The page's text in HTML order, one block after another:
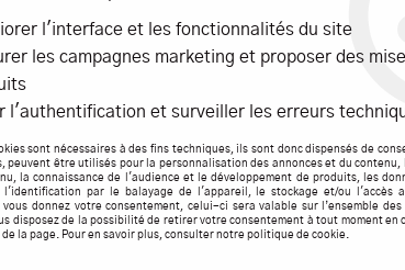
l'interface et les fonctionnalités du site
les campagnes marketing et proposer des
l'authentification et surveiller les erreurs
sont nécessaires à des fins techniques, ils sont donc dispensés de
peuvent être utilisés pour la personnalisation des annonces et du contenu,
la connaissance de l'audience et le développement de produits, les
l'identification par le balayage de l'appareil, le stockage et/ou l'accès
donnez votre consentement, celui-ci sera valable sur l’ensemble
disposez de la possibilité de retirer votre consentement à tout moment en
de la page. Pour en savoir plus, consulter notre politique de cookie.